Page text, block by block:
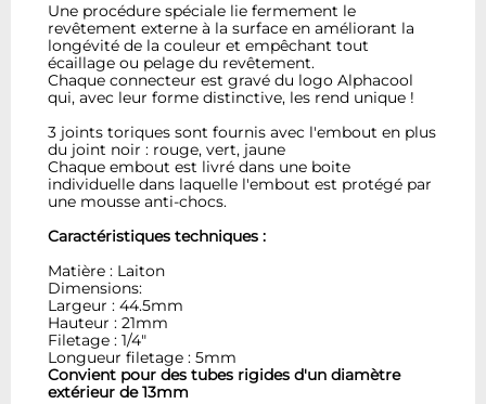
Une procédure spéciale lie fermement le
revêtement externe à la surface en améliorant la
longévité de la couleur et empêchant tout
écaillage ou pelage du revêtement.
Chaque connecteur est gravé du logo Alphacool
qui, avec leur forme distinctive, les rend unique !
3 joints toriques sont fournis avec l'embout en plus
du joint noir : rouge, vert, jaune
Chaque embout est livré dans une boite
individuelle dans laquelle l'embout est protégé par
une mousse anti-chocs.
Caractéristiques techniques :
Matière : Laiton
Dimensions:
Largeur : 44.5mm
Hauteur : 21mm
Filetage : 1/4"
Longueur filetage : 5mm
Convient pour des tubes rigides d'un diamètre
extérieur de 13mm